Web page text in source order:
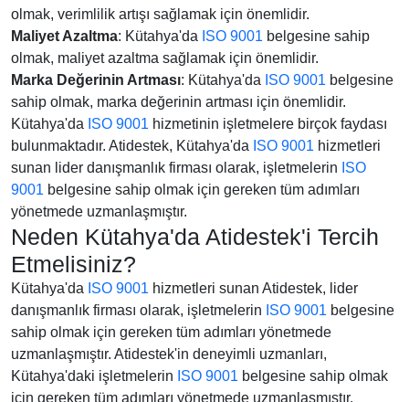
olmak, verimlilik artışı sağlamak için önemlidir.
Maliyet Azaltma: Kütahya'da ISO 9001 belgesine sahip
olmak, maliyet azaltma sağlamak için önemlidir.
Marka Değerinin Artması: Kütahya'da ISO 9001 belgesine
sahip olmak, marka değerinin artması için önemlidir.
Kütahya'da ISO 9001 hizmetinin işletmelere birçok faydası
bulunmaktadır. Atidestek, Kütahya'da ISO 9001 hizmetleri
sunan lider danışmanlık firması olarak, işletmelerin ISO
9001 belgesine sahip olmak için gereken tüm adımları
yönetmede uzmanlaşmıştır.
Neden Kütahya'da Atidestek'i Tercih
Etmelisiniz?
Kütahya'da ISO 9001 hizmetleri sunan Atidestek, lider
danışmanlık firması olarak, işletmelerin ISO 9001 belgesine
sahip olmak için gereken tüm adımları yönetmede
uzmanlaşmıştır. Atidestek'in deneyimli uzmanları,
Kütahya'daki işletmelerin ISO 9001 belgesine sahip olmak
için gereken tüm adımları yönetmede uzmanlaşmıştır.